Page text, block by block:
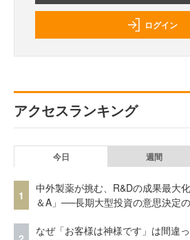
ログイン
アクセスランキング
今日 週間
1
中外製薬が挑む、R&Dの成果最大
＆A」──長期大型投資の意思決定
なぜ「お客様は神様です」は間違